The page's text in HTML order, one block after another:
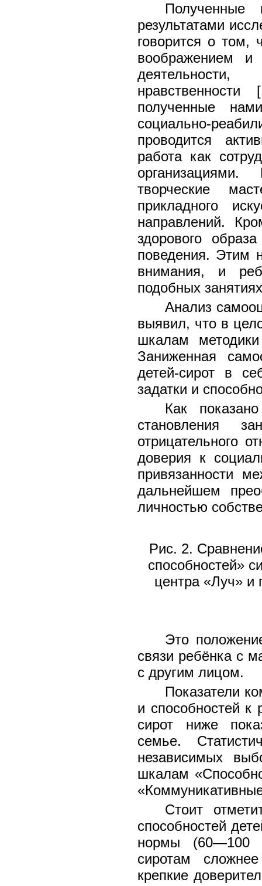
результатами
говорится о том,
воображением и
полученные
социально-
проводится
работа как
творческие
прикладного
направлений.
здорового
поведения. Этим
внимания, и
подобных
Анализ
выявил, что в
шкалам
Заниженная
детей-сирот в
задатки и
Как
становления
отрицательного
доверия к
привязанности
дальнейшем
личностью
Рис. 2.
способностей»
центра «Луч» и
Это
связи ребёнка с
с другим лицом.
Показатели
и способностей к
сирот ниже
семье.
независимых
шкалам
Стоит
способностей
нормы (60—100
сиротам
крепкие